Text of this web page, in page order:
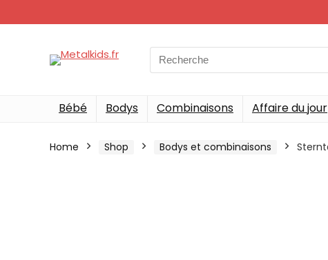
Search
for:
Bébé Bodys Combinaisons Affaire du jour
Home Shop Bodys et combinaisons